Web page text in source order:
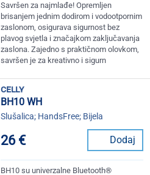
Savršen za najmlađe! Opremljen
brisanjem jednim dodirom i vodootpornim
zaslonom, osigurava sigurnost bez
plavog svjetla i značajkom zaključavanja
zaslona. Zajedno s praktičnom olovkom,
savršen je za kreativno i sigurn
celly
BH10 WH
Slušalica; HandsFree; Bijela
26 € Dodaj
BH10 su univerzalne Bluetooth®